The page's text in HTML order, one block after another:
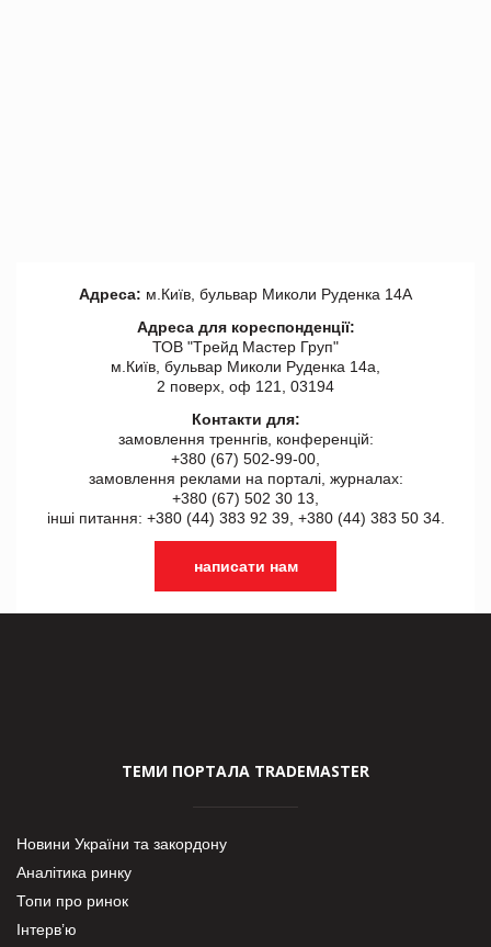
Адреса: м.Київ, бульвар Миколи Руденка 14А
Адреса для кореспонденції:
ТОВ "Tрейд Мастер Груп"
м.Київ, бульвар Миколи Руденка 14а,
2 поверх, оф 121, 03194
Контакти для:
замовлення треннгів, конференцій:
+380 (67) 502-99-00,
замовлення реклами на порталі, журналах:
+380 (67) 502 30 13,
інші питання: +380 (44) 383 92 39, +380 (44) 383 50 34.
написати нам
ТЕМИ ПОРТАЛА TRADEMASTER
Новини України та закордону
Аналітика ринку
Топи про ринок
Інтерв’ю